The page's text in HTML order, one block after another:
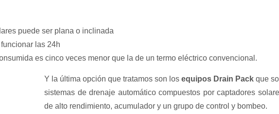
puede ser plana o inclinada
las 24h
es cinco veces menor que la de un termo eléctrico convencional.
Y la última opción que tratamos son los equipos Drain Pack que
sistemas de drenaje automático compuestos por captadores
de alto rendimiento, acumulador y un grupo de control y bombeo.